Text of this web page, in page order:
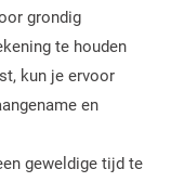
grondig
te houden
kun je ervoor
en
geweldige tijd te